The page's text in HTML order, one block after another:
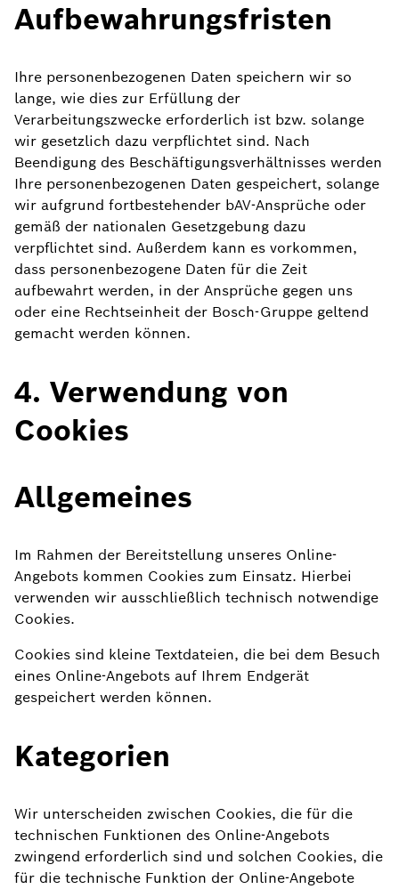
Aufbewahrungsfristen
Ihre personenbezogenen Daten speichern wir so
lange, wie dies zur Erfüllung der
Verarbeitungszwecke erforderlich ist bzw. solange
wir gesetzlich dazu verpflichtet sind. Nach
Beendigung des Beschäftigungsverhältnisses werden
Ihre personenbezogenen Daten gespeichert, solange
wir aufgrund fortbestehender bAV-Ansprüche oder
gemäß der nationalen Gesetzgebung dazu
verpflichtet sind. Außerdem kann es vorkommen,
dass personenbezogene Daten für die Zeit
aufbewahrt werden, in der Ansprüche gegen uns
oder eine Rechtseinheit der Bosch-Gruppe geltend
gemacht werden können.
4. Verwendung von
Cookies
Allgemeines
Im Rahmen der Bereitstellung unseres Online-
Angebots kommen Cookies zum Einsatz. Hierbei
verwenden wir ausschließlich technisch notwendige
Cookies.
Cookies sind kleine Textdateien, die bei dem Besuch
eines Online-Angebots auf Ihrem Endgerät
gespeichert werden können.
Kategorien
Wir unterscheiden zwischen Cookies, die für die
technischen Funktionen des Online-Angebots
zwingend erforderlich sind und solchen Cookies, die
für die technische Funktion der Online-Angebote